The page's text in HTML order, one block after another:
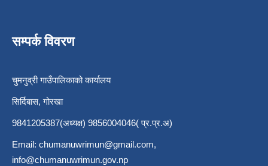
सम्पर्क विवरण
चुमनुव्री गाउँपालिकाको कार्यालय
सिर्दिबास, गोरखा
9841205387(अध्यक्ष) 9856004046( प्र.प्र.अ)
Email: chumanuwrimun@gmail.com,
info@chumanuwrimun.gov.np